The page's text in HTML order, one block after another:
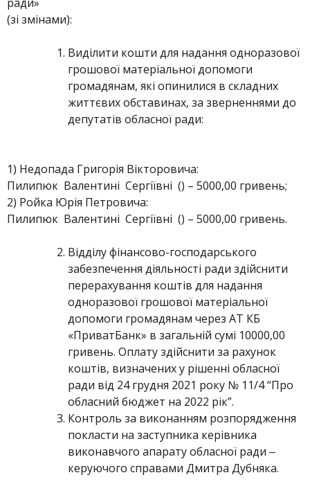
(зі змінами):
Виділити кошти для надання одноразової
грошової матеріальної допомоги
громадянам, які опинилися в складних
життєвих обставинах, за зверненнями до
депутатів обласної ради:
1) Недопада Григорія Вікторовича:
Пилипюк Валентині Сергіївні () – 5000,00 гривень;
2) Ройка Юрія Петровича:
Пилипюк Валентині Сергіївні () – 5000,00 гривень.
Відділу фінансово-господарського
забезпечення діяльності ради здійснити
перерахування коштів для надання
одноразової грошової матеріальної
допомоги громадянам через АТ КБ
«ПриватБанк» в загальній сумі 10000,00
гривень. Оплату здійснити за рахунок
коштів, визначених у рішенні обласної
ради від 24 грудня 2021 року № 11/4 “Про
обласний бюджет на 2022 рік”.
Контроль за виконанням розпорядження
покласти на заступника керівника
виконавчого апарату обласної ради ‒
керуючого справами Дмитра Дубняка.